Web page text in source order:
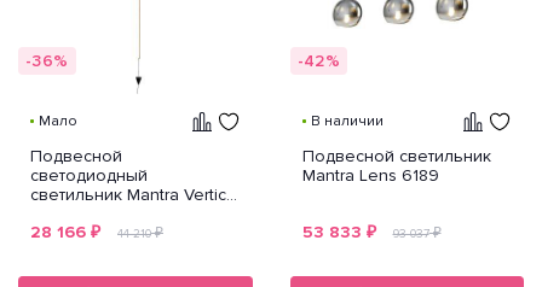
-36%
Мало
Подвесной
светодиодный
светильник Mantra Vertical
28 166 ₽ 44 210₽
-42%
В наличии
Подвесной светильник
Mantra Lens 6189
53 833 ₽ 93 037₽